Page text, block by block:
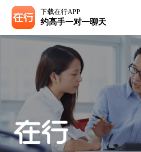
下载在行APP
约高手一对一聊天